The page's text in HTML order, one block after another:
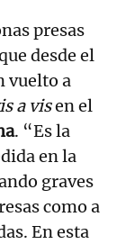
presas
desde el
vuelto a
a visen el
. “Es la
en la
graves
como a
En esta